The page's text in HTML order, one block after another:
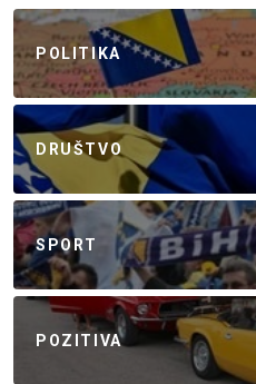
POLITIKA
DRUŠTVO
SPORT
POZITIVA